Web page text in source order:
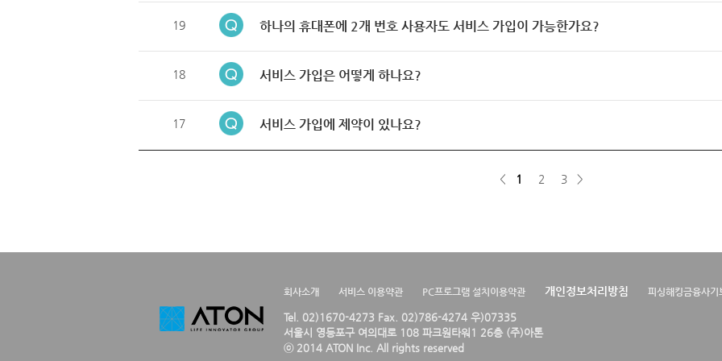
19 하나의 휴대폰에 2개 번호 사용자도 서비스 가입이 가능한가요?
18 서비스 가입은 어떻게 하나요?
17 서비스 가입에 제약이 있나요?
< 1 2 3 >
회사소개 서비스 이용약관 PC프로그램 설치이용약관 개인정보처리방침 피싱해킹금융사기
Tel. 02)1670-4273 Fax. 02)786-4274 우)07335
서울시 영등포구 여의대로 108 파크원타워1 26층 (주)아톤
ⓒ 2014 ATON Inc. All rights reserved